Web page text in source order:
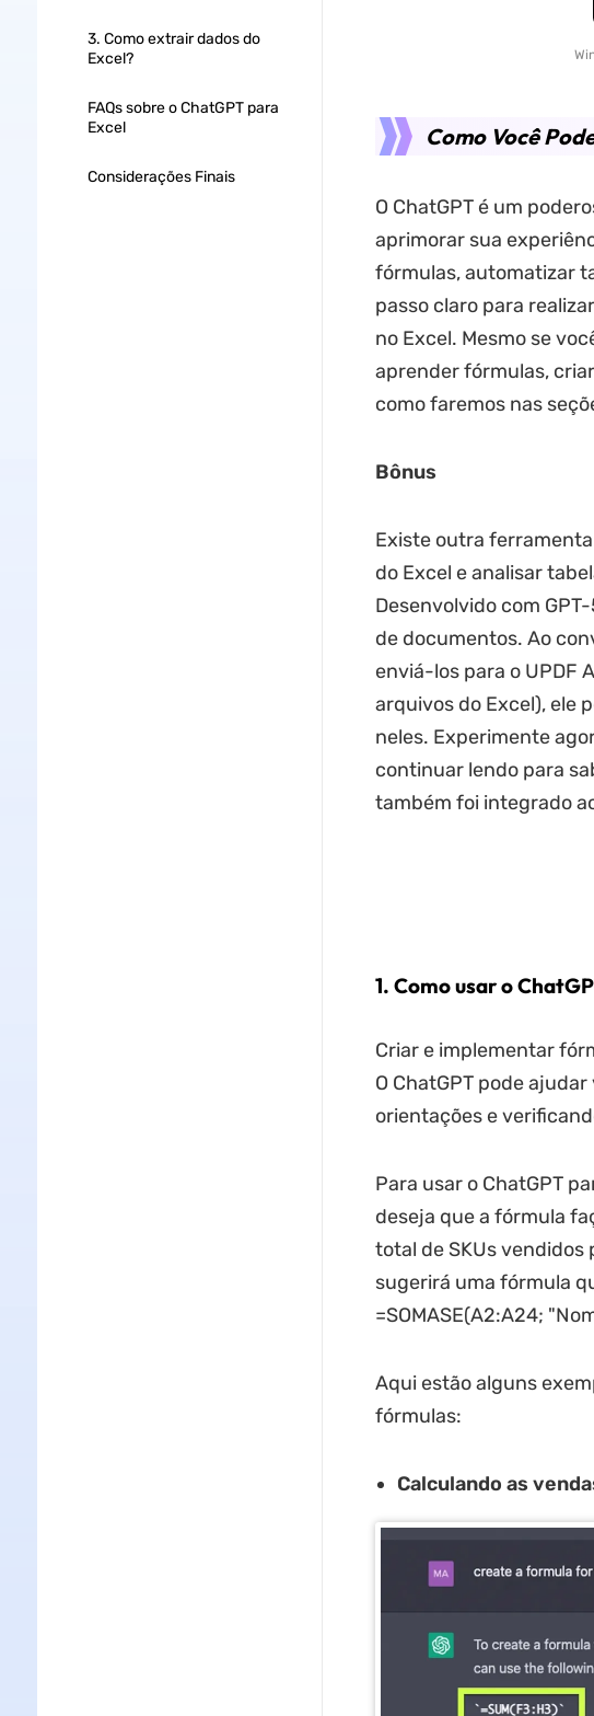
3. Como extrair dados do
Excel?
FAQs sobre o ChatGPT para
Excel
Considerações Finais
Como Você
O ChatGPT é um
aprimorar sua
fórmulas, automatizar
passo claro para
no Excel. Mesmo se
aprender fórmulas,
como faremos nas
Bônus
Existe outra
do Excel e analisar
Desenvolvido com
de documentos. Ao
enviá-los para o UPDF
arquivos do Excel), ele
neles. Experimente
continuar lendo para
também foi integrado
1. Como usar o
Criar e implementar
O ChatGPT pode
orientações e
Para usar o ChatGPT
deseja que a fórmula
total de SKUs vendidos
sugerirá uma fórmula
=SOMASE(A2:A24;
Aqui estão alguns
fórmulas:
Calculando as